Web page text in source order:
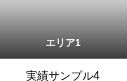
エリア1
実績サンプル4